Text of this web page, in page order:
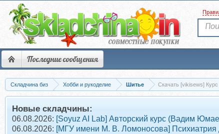
Последние сообщения
Складчина биз Хобби и рукоделие Шитье Скачать [vikisews]
Новые складчины:
06.08.2026: [Soyuz AI Lab] Авторский курс (Вадим
06.08.2026: [МГУ имени М. В. Ломоносова] Психиатрия